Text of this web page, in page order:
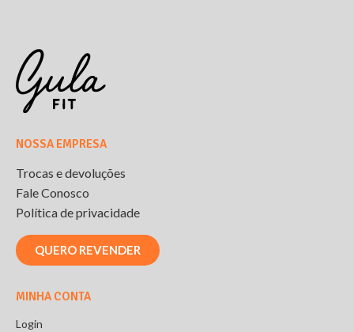
NOSSA EMPRESA
Trocas e devoluções
Fale Conosco
Política de privacidade
QUERO REVENDER
MINHA CONTA
Login